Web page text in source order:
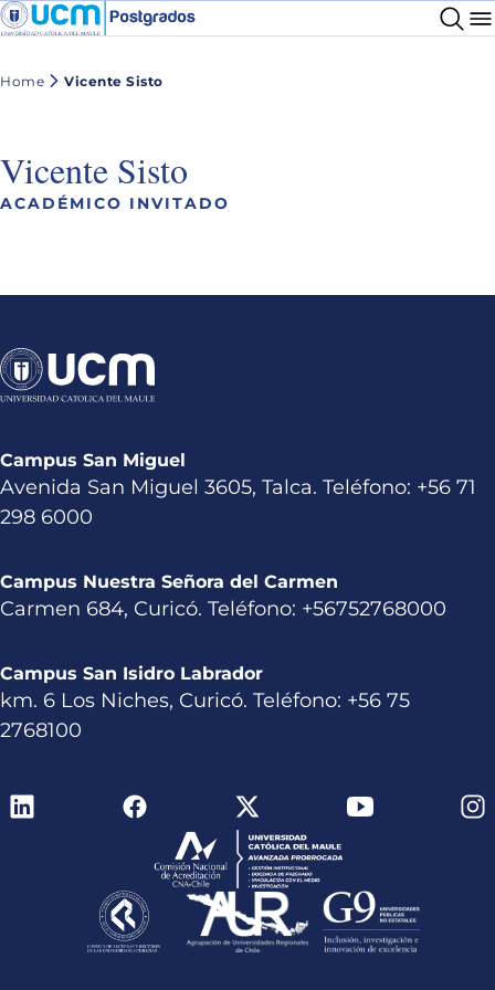
Home Vicente Sisto
Vicente Sisto
ACADÉMICO INVITADO
Campus San Miguel
Avenida San Miguel 3605, Talca. Teléfono: +56 71
298 6000
Campus Nuestra Señora del Carmen
Carmen 684, Curicó. Teléfono: +56752768000
Campus San Isidro Labrador
km. 6 Los Niches, Curicó. Teléfono: +56 75
2768100